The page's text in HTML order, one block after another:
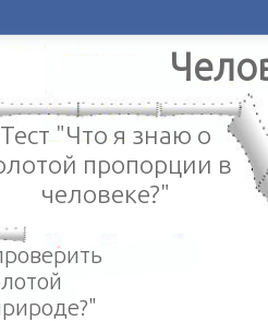
Тест "Что я знаю о
пропорции в
человеке?"